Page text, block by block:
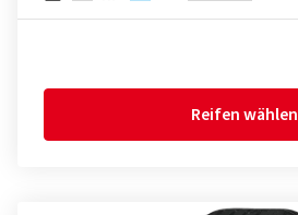
Reifen wählen